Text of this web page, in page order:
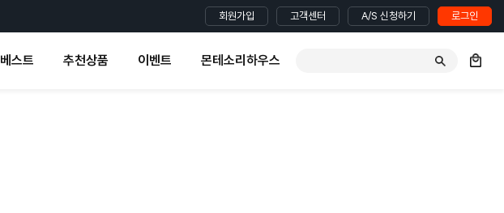
회원가입 고객센터 A/S 신청하기 로그인
베스트 추천상품 이벤트 몬테소리하우스